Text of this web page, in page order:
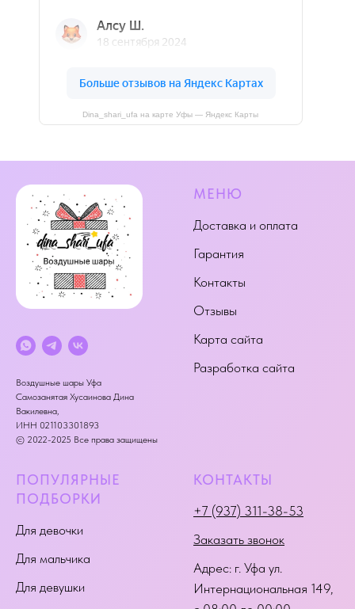
Dina_shari_ufa на карте Уфы — Яндекс Карты
Воздушные шары Уфа
Самозанятая Хусаинова Дина
Вакилевна,
ИНН 021103301893
© 2022-2025 Все права защищены
МЕНЮ
Доставка и оплата
Гарантия
Контакты
Отзывы
Карта сайта
Разработка сайта
ПОПУЛЯРНЫЕ
ПОДБОРКИ
Для девочки
Для мальчика
Для девушки
КОНТАКТЫ
+7 (937) 311-38-53
Заказать звонок
Адрес: г. Уфа ул.
Интернациональная 149,